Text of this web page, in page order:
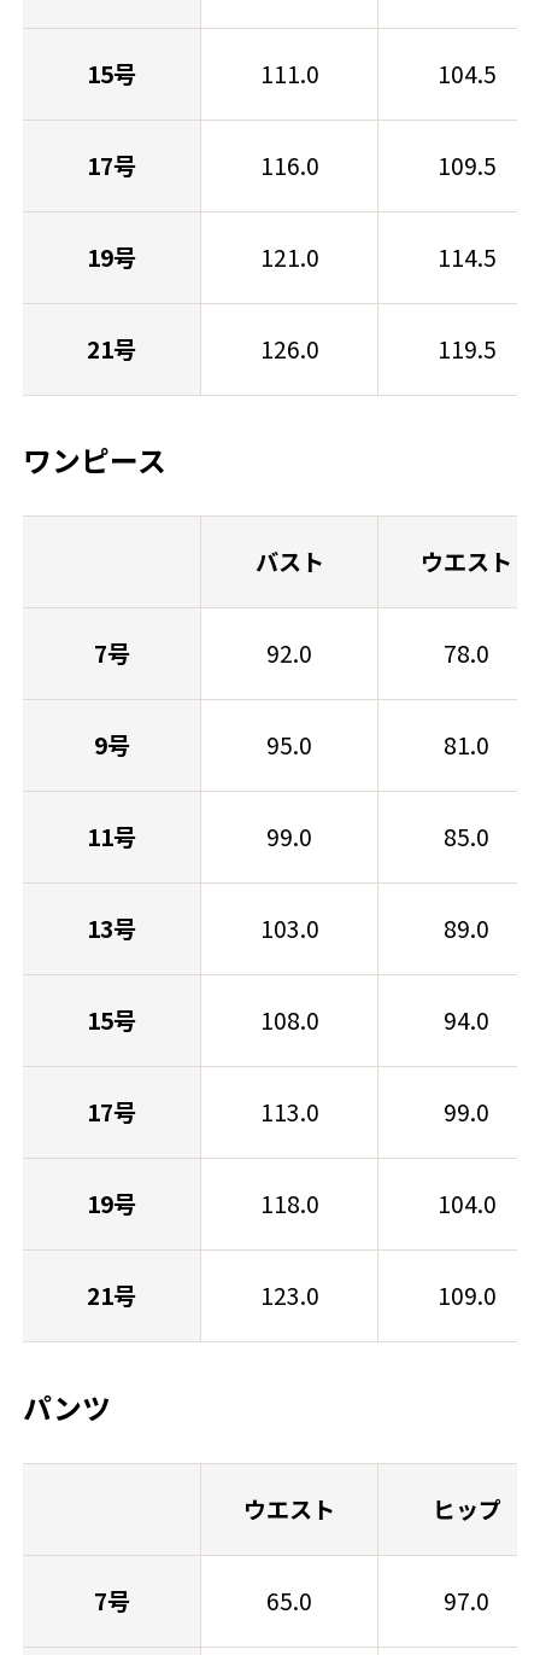
15号 111.0 104.5
17号 116.0 109.5
19号 121.0 114.5
21号 126.0 119.5
ワンピース
バスト ウエスト
7号 92.0 78.0
9号 95.0 81.0
11号 99.0 85.0
13号 103.0 89.0
15号 108.0 94.0
17号 113.0 99.0
19号 118.0 104.0
21号 123.0 109.0
パンツ
ウエスト ヒップ
7号 65.0 97.0